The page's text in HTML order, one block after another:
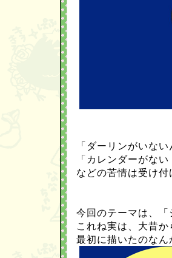
「ダーリンがいない
「カレンダーがない
などの苦情は受け
今回のテーマは、
これね実は、大昔
最初に描いたのな